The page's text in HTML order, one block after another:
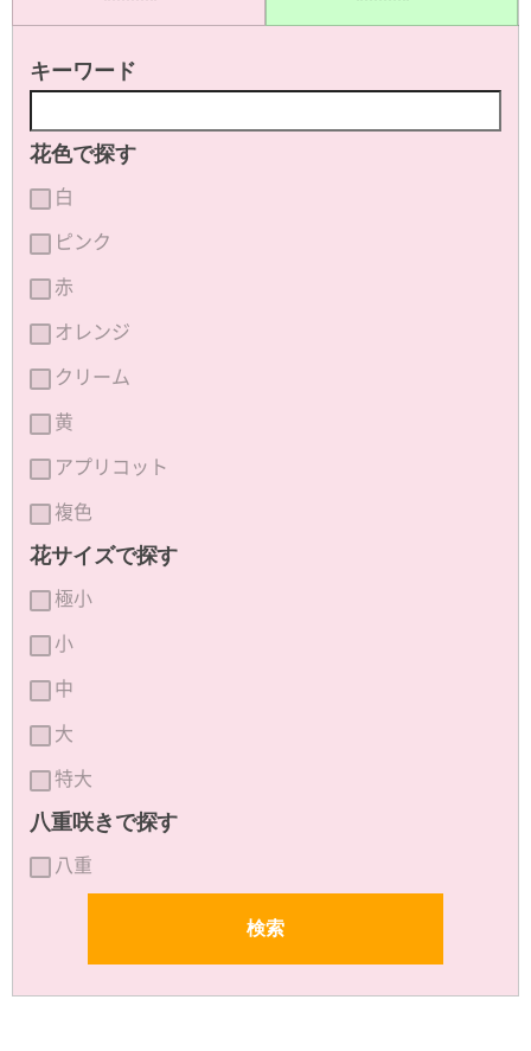
キーワード
花色で探す
白
ピンク
赤
オレンジ
クリーム
黄
アプリコット
複色
花サイズで探す
極小
小
中
大
特大
八重咲きで探す
八重